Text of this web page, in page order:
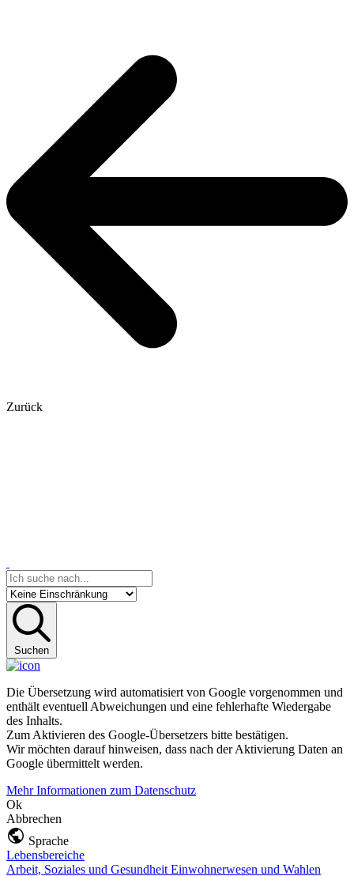
Zurück
Suchen
Die Übersetzung wird automatisiert von Google vorgenommen und
enthält eventuell Abweichungen und eine fehlerhafte Wiedergabe
des Inhalts.
Zum Aktivieren des Google-Übersetzers bitte bestätigen.
Wir möchten darauf hinweisen, dass nach der Aktivierung Daten an
Google übermittelt werden.
Mehr Informationen zum Datenschutz
Ok
Abbrechen
Sprache
Lebensbereiche
Arbeit, Soziales und Gesundheit Einwohnerwesen und Wahlen